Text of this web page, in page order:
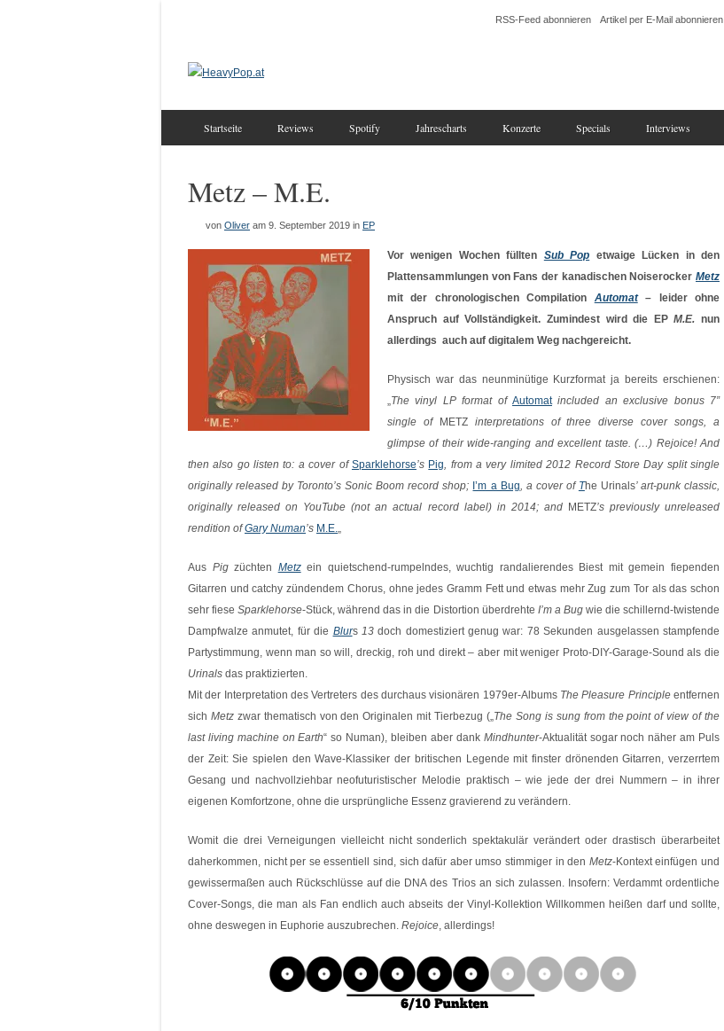
RSS-Feed abonnieren Artikel per E-Mail abonnieren
Startseite Reviews Spotify Jahrescharts Konzerte Specials Interviews
Metz – M.E.
von Oliver am 9. September 2019 in EP
Vor wenigen Wochen füllten Sub Pop etwaige Lücken in den
Plattensammlungen von Fans der kanadischen Noiserocker Metz
mit der chronologischen Compilation Automat–
leider ohne
Anspruch auf Vollständigkeit. Zumindest wird die EPM.E. nun
allerdings auch auf digitalem Weg nachgereicht.
Physisch war das neunminütige Kurzformat ja bereits erschienen:
„The vinyl LP format of Automat included an exclusive bonus 7”
single of METZ interpretations of three diverse cover songs, a
glimpse of their wide-ranging and excellent taste. (…) Rejoice! And
then also go listen to: a cover ofSparklehorse’s Pig, from a very limited 2012 Record Store Day split single
originally released by Toronto’s Sonic Boom record shop; I’m a Bug, a cover of The Urinals’ art-punk classic,
originally released on YouTube (not an actual record label) in 2014; and METZ’s previously unreleased
rendition ofGary Numan’s M.E.„
Aus Pigzüchten Metzein quietschend-rumpelndes, wuchtig randalierendes Biest mit gemein fiependen
Gitarren und catchy zündendem Chorus, ohne jedes Gramm Fett und etwas mehr Zug zum Tor als das schon
sehr fieseSparklehorse-Stück, während das in die Distortion überdrehte I’m a Bugwie die schillernd-twistende
Dampfwalze anmutet, für die Blurs 13doch domestiziert genug war: 78 Sekunden ausgelassen stampfende
Partystimmung, wenn man so will, dreckig, roh und direkt – aber mit weniger Proto-DIY-Garage-Sound als die
Urinals das praktizierten.
Mit der Interpretation des Vertreters des durchaus visionären 1979er-Albums The Pleasure Principleentfernen
sich Metzzwar thematisch von den Originalen mit Tierbezug („The Song is sung from the point of view of the
last living machine on Earth“ so Numan), bleiben aber dank Mindhunter-Aktualität sogar noch näher am Puls
der Zeit: Sie spielen den Wave-Klassiker der britischen Legende mit finster drönenden Gitarren, verzerrtem
Gesang und nachvollziehbar neofuturistischer Melodie praktisch – wie jede der drei Nummern – in ihrer
eigenen Komfortzone, ohne die ursprüngliche Essenz gravierend zu verändern.
Womit die drei Verneigungen vielleicht nicht sonderlich spektakulär verändert oder drastisch überarbeitet
daherkommen, nicht per se essentiell sind, sich dafür aber umso stimmiger in den Metz-Kontext einfügen und
gewissermaßen auch Rückschlüsse auf die DNA des Trios an sich zulassen. Insofern: Verdammt ordentliche
Cover-Songs, die man als Fan endlich auch abseits der Vinyl-Kollektion Willkommen heißen darf und sollte,
ohne deswegen in Euphorie auszubrechen. Rejoice, allerdings!